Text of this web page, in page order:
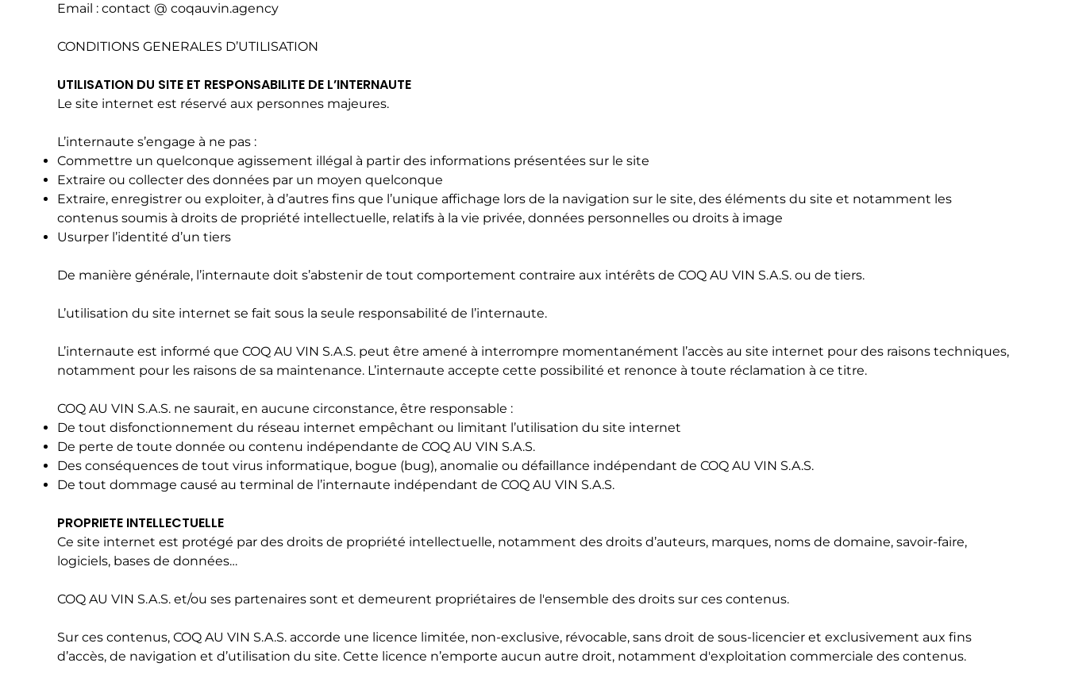
Email : contact @ coqauvin.agency
CONDITIONS GENERALES D’UTILISATION
UTILISATION DU SITE ET RESPONSABILITE DE L’INTERNAUTE
Le site internet est réservé aux personnes majeures.
L’internaute s’engage à ne pas :
Commettre un quelconque agissement illégal à partir des informations présentées sur le site
Extraire ou collecter des données par un moyen quelconque
Extraire, enregistrer ou exploiter, à d’autres fins que l’unique affichage lors de la navigation sur le site, des éléments du site et notamment les
contenus soumis à droits de propriété intellectuelle, relatifs à la vie privée, données personnelles ou droits à image
Usurper l’identité d’un tiers
De manière générale, l’internaute doit s’abstenir de tout comportement contraire aux intérêts de COQ AU VIN S.A.S. ou de tiers.
L’utilisation du site internet se fait sous la seule responsabilité de l’internaute.
L’internaute est informé que COQ AU VIN S.A.S. peut être amené à interrompre momentanément l’accès au site internet pour des raisons techniques,
notamment pour les raisons de sa maintenance. L’internaute accepte cette possibilité et renonce à toute réclamation à ce titre.
COQ AU VIN S.A.S. ne saurait, en aucune circonstance, être responsable :
De tout disfonctionnement du réseau internet empêchant ou limitant l’utilisation du site internet
De perte de toute donnée ou contenu indépendante de COQ AU VIN S.A.S.
Des conséquences de tout virus informatique, bogue (bug), anomalie ou défaillance indépendant de COQ AU VIN S.A.S.
De tout dommage causé au terminal de l’internaute indépendant de COQ AU VIN S.A.S.
PROPRIETE INTELLECTUELLE
Ce site internet est protégé par des droits de propriété intellectuelle, notamment des droits d’auteurs, marques, noms de domaine, savoir-faire,
logiciels, bases de données…
COQ AU VIN S.A.S. et/ou ses partenaires sont et demeurent propriétaires de l'ensemble des droits sur ces contenus.
Sur ces contenus, COQ AU VIN S.A.S. accorde une licence limitée, non-exclusive, révocable, sans droit de sous-licencier et exclusivement aux fins
d’accès, de navigation et d’utilisation du site. Cette licence n’emporte aucun autre droit, notamment d'exploitation commerciale des contenus.